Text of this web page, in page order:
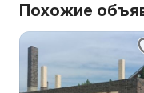
Похожие